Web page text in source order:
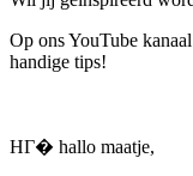
Op ons YouTube
handige tips!
HГ� hallo maatje,